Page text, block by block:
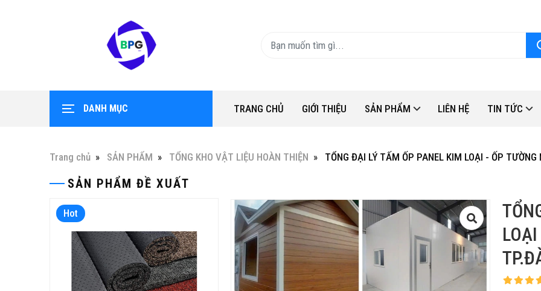
DANH MỤC TRANG CHỦ GIỚI THIỆU SẢN PHẨM LIÊN HỆ TIN TỨC
Trang chủ SẢN PHẨM TỔNG KHO VẬT LIỆU HOÀN THIỆN TỔNG ĐẠI LÝ TẤM ỐP PANEL KIM LOẠI - ỐP
SẢN PHẨM ĐỀ XUẤT
Hot Hot